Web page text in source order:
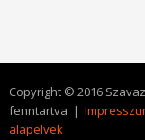
Copyright © 2016
fenntartva |
alapelvek